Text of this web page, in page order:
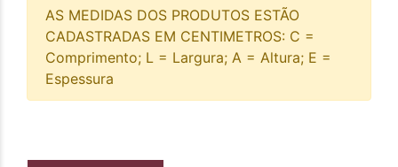
AS MEDIDAS DOS PRODUTOS ESTÃO
CADASTRADAS EM CENTIMETROS: C =
Comprimento; L = Largura; A = Altura; E =
Espessura